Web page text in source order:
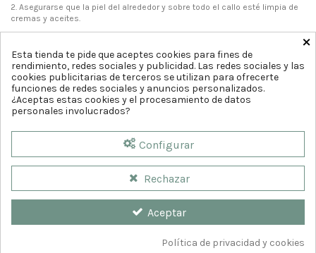
2. Asegurarse que la piel del alrededor y sobre todo el callo esté limpia de
cremas y aceites.
×
Esta tienda te pide que aceptes cookies para fines de
rendimiento, redes sociales y publicidad. Las redes sociales y las
cookies publicitarias de terceros se utilizan para ofrecerte
funciones de redes sociales y anuncios personalizados.
¿Aceptas estas cookies y el procesamiento de datos
personales involucrados?
Configurar
Rechazar
Aceptar
Política de privacidad y cookies